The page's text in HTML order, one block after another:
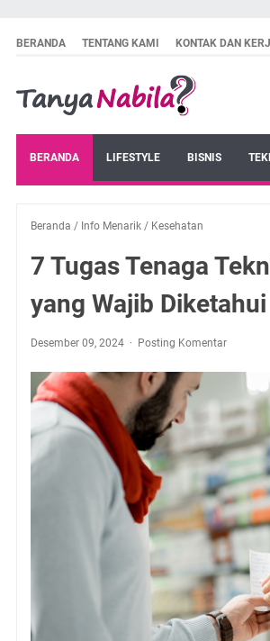
BERANDA TENTANG KAMI KONTAK DAN
BERANDA LIFESTYLE BISNIS
Beranda / Info Menarik / Kesehatan
7 Tugas Tenaga
yang Wajib Diketahui
Desember 09, 2024 Posting Komentar